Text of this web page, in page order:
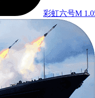
彩虹六号M